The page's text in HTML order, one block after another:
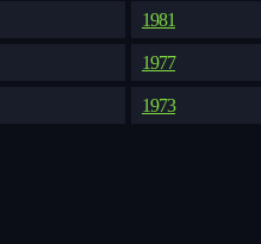
1981
1977
1973